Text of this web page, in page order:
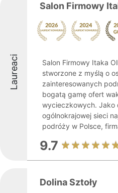
Laureaci
Salon Firmowy
Salon Firmowy Itaka
stworzone z myślą o
zainteresowanych
bogatą gamę ofert
wycieczkowych. Jako
ogólnokrajowej sieci
podróży w Polsce,
9.7
Dolina Sztoły